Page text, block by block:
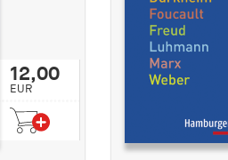
12,00
EUR